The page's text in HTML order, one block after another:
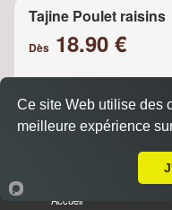
Tajine Poulet raisins
Dès 18.90 €
Oignons
Accueil
Ce site Web utilise des
meilleure expérience